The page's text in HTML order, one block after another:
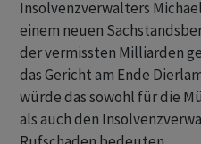
Insolvenzverwalters
einem neuen
der vermissten Milliarden
das Gericht am Ende
würde das sowohl für die
als auch den